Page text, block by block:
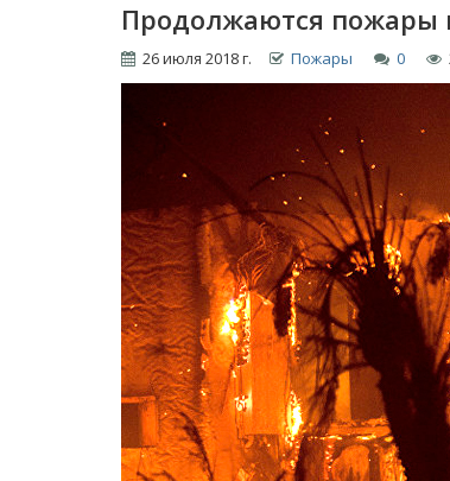
Продолжаются пожары
26 июля 2018 г. Пожары 0